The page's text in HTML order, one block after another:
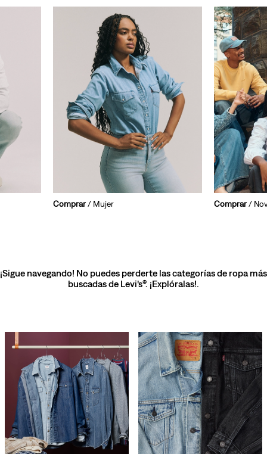
Comprar/ Mujer Comprar/
¡Sigue navegando! No puedes perderte las categorías de ropa más
buscadas de Levi’s®. ¡Explóralas!.